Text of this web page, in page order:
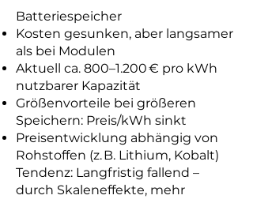
Batteriespeicher
Kosten gesunken, aber langsamer
als bei Modulen
Aktuell ca. 800–1.200 € pro kWh
nutzbarer Kapazität
Größenvorteile bei größeren
Speichern: Preis/kWh sinkt
Preisentwicklung abhängig von
Rohstoffen (z. B. Lithium, Kobalt)
Tendenz: Langfristig fallend –
durch Skaleneffekte, mehr